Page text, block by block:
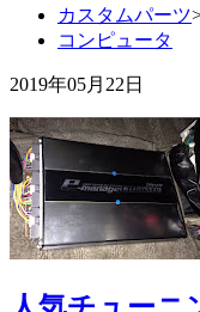
カスタムパーツ
コンピュータ
2019年05月22日